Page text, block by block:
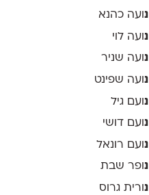
נ ועה כהנא
נ ועה לוי
נועה שניר
נ ועה שפינט
נועם גיל
נ ועם דושי
נ ועם רונאל
נופר שבת
נ ורית גרוס